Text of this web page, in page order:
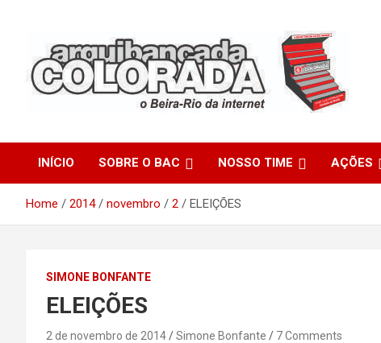
Arquibancada Colorada
INÍCIO SOBRE O BAC NOSSO TIME AÇÕES
Home 2014 novembro 2 ELEIÇÕES
SIMONE BONFANTE
ELEIÇÕES
2 de novembro de 2014 Simone Bonfante 7 Comments